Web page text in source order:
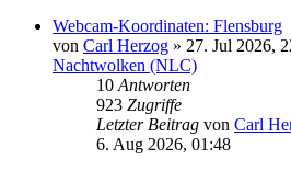
Webcam-Koordinaten: Flensburg
von Carl Herzog » 27. Jul 2026,
Nachtwolken (NLC)
10 Antworten
923 Zugriffe
Letzter Beitrag von Carl
6. Aug 2026, 01:48